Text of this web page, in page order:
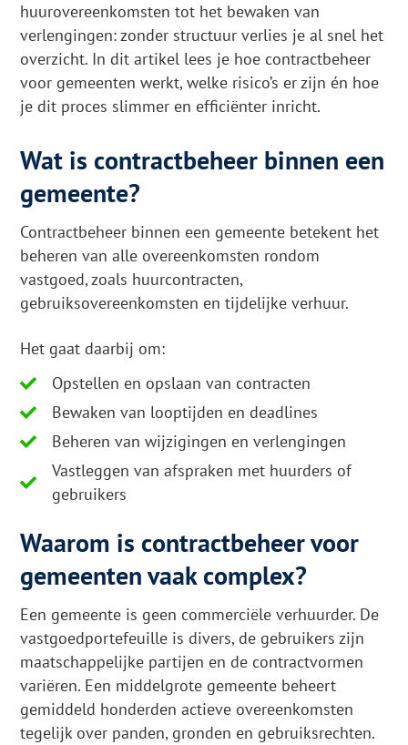
huurovereenkomsten tot het bewaken van
verlengingen: zonder structuur verlies je al snel het
overzicht. In dit artikel lees je hoe contractbeheer
voor gemeenten werkt, welke risico’s er zijn én hoe
je dit proces slimmer en efficiënter inricht.
Wat is contractbeheer binnen een
gemeente?
Contractbeheer binnen een gemeente betekent het
beheren van alle overeenkomsten rondom
vastgoed, zoals huurcontracten,
gebruiksovereenkomsten en tijdelijke verhuur.
Het gaat daarbij om:
Opstellen en opslaan van contracten
Bewaken van looptijden en deadlines
Beheren van wijzigingen en verlengingen
Vastleggen van afspraken met huurders of
gebruikers
Waarom is contractbeheer voor
gemeenten vaak complex?
Een gemeente is geen commerciële verhuurder. De
vastgoedportefeuille is divers, de gebruikers zijn
maatschappelijke partijen en de contractvormen
variëren. Een middelgrote gemeente beheert
gemiddeld honderden actieve overeenkomsten
tegelijk over panden, gronden en gebruiksrechten.